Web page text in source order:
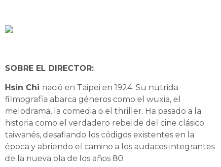
SOBRE EL DIRECTOR:
Hsin Chi nació en Taipei en 1924. Su nutrida
filmografía abarca géneros como el wuxia, el
melodrama, la comedia o el thriller. Ha pasado a la
historia como el verdadero rebelde del cine clásico
taiwanés, desafiando los códigos existentes en la
época y abriendo el camino a los audaces integrantes
de la nueva ola de los años 80.